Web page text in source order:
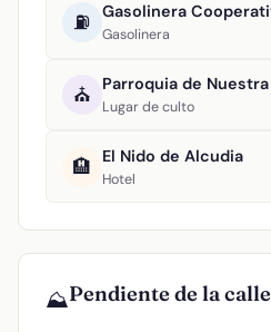
⛽ Gasolinera
⛪ Lugar de culto
🏨 El Nido de Alcudia
Hotel
⛰️Pendiente de la calle